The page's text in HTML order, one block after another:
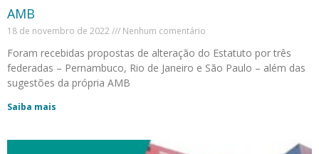
AMB
18 de novembro de 2022 Nenhum comentário
Foram recebidas propostas de alteração do Estatuto por três
federadas – Pernambuco, Rio de Janeiro e São Paulo – além das
sugestões da própria AMB
Saiba mais